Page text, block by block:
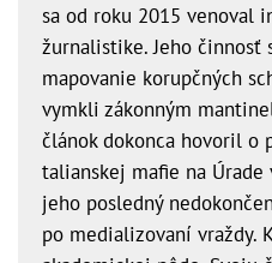
sa od roku 2015 venoval
žurnalistike. Jeho činnosť
mapovanie korupčných
vymkli zákonným
článok dokonca hovoril o
talianskej mafie na Úrade
jeho posledný
po medializovaní vraždy.